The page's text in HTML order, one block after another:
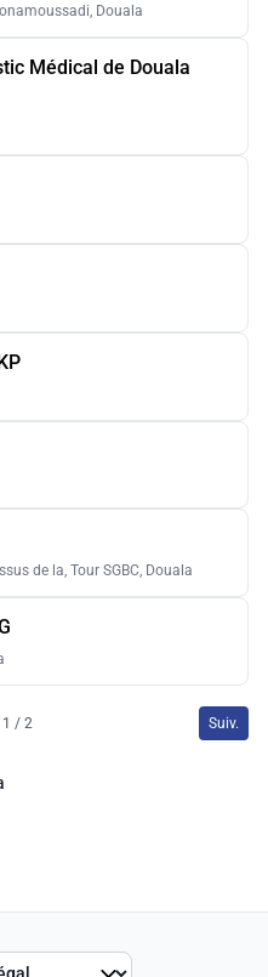
Douala
Médical de Douala
de la, Tour SGBC, Douala
1 / 2 Suiv.